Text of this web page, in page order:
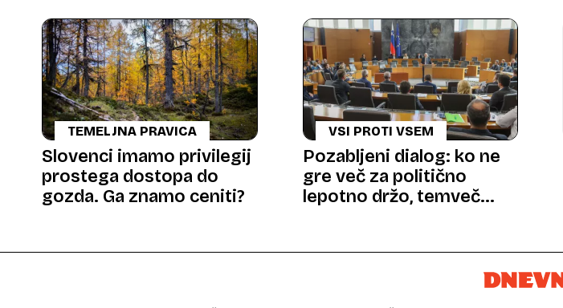
TEMELJNA PRAVICA
Slovenci imamo privilegij
prostega dostopa do
gozda. Ga znamo ceniti?
VSI PROTI VSEM
Pozabljeni dialog: ko ne
gre več za politično
lepotno držo, temveč